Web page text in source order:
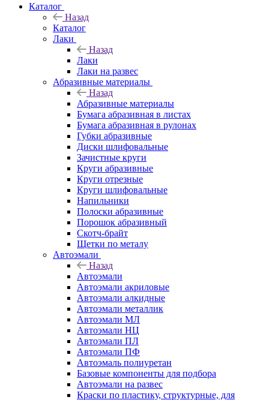
Каталог
Назад
Каталог
Лаки
Назад
Лаки
Лаки на развес
Абразивные материалы
Назад
Абразивные материалы
Бумага абразивная в листах
Бумага абразивная в рулонах
Губки абразивные
Диски шлифовальные
Зачистные круги
Круги абразивные
Круги отрезные
Круги шлифовальные
Напильники
Полоски абразивные
Порошок абразивный
Скотч-брайт
Щетки по металу
Автоэмали
Назад
Автоэмали
Автоэмали акриловые
Автоэмали алкидные
Автоэмали металлик
Автоэмали МЛ
Автоэмали НЦ
Автоэмали ПЛ
Автоэмали ПФ
Автоэмаль полиуретан
Базовые компоненты для подбора
Автоэмали на развес
Краски по пластику, структурные, для